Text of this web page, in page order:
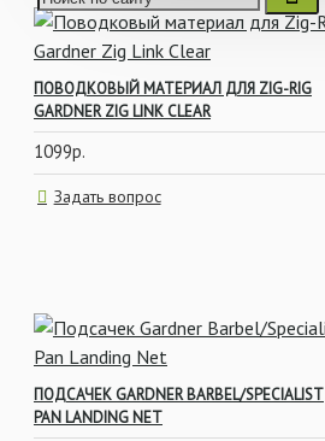
КАТУШКИ
БЫТ НА РЫБАЛКЕ
Вертлюги, Застёжки, Стальные
колечки
и прикормки
ПВА-
материалы
Прикормочные ведра
Резиновые бусины и отбойники
ПОВОДКОВЫЙ МАТЕРИАЛ ДЛЯ ZIG-RIG
GARDNER ZIG LINK CLEAR
1099р.
Задать вопрос
ПОДСАЧЕК GARDNER BARBEL/SPECIALIST
PAN LANDING NET